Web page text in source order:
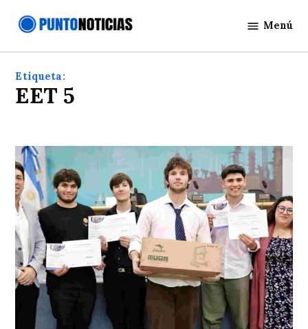
Noticias
Menú
Etiqueta:
EET 5